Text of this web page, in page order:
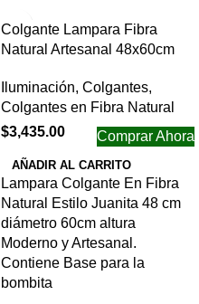
Colgante Lampara Fibra
Natural Artesanal 48x60cm
Iluminación, Colgantes,
Colgantes en Fibra Natural
$3,435.00 Comprar Ahora
AÑADIR AL CARRITO
Lampara Colgante En Fibra
Natural Estilo Juanita 48 cm
diámetro 60cm altura
Moderno y Artesanal.
Contiene Base para la
bombita